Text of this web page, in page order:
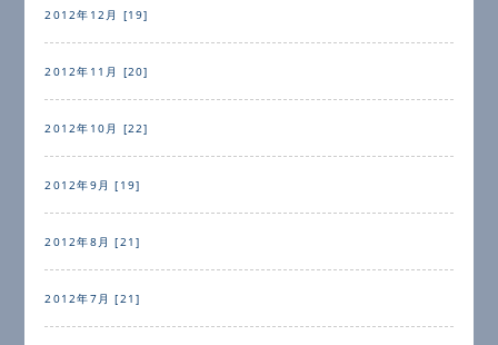
2012年12月 [19]
2012年11月 [20]
2012年10月 [22]
2012年9月 [19]
2012年8月 [21]
2012年7月 [21]